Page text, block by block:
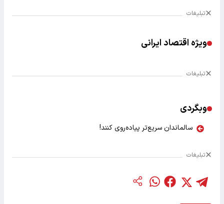
تبلیغات
ویژه اقتصاد ایرانی
تبلیغات
وبگردی
سالماندان سریع‌تر پیاده‌روی کنند!
تبلیغات